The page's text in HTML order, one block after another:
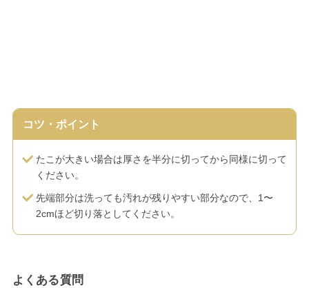
コツ・ポイント
たこが大きい場合は厚さを半分に切ってから同様に切って
ください。
先端部分は洗っても汚れが残りやすい部分なので、1〜
2cmほど切り落としてください。
よくある質問